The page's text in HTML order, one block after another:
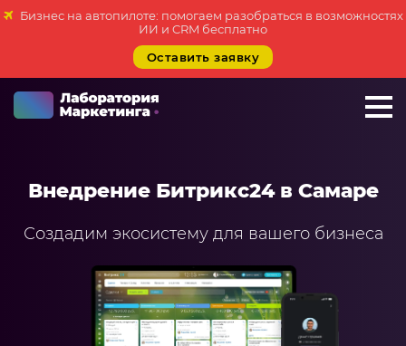
Бизнес на автопилоте: помогаем разобраться в возможностях
ИИ и CRM бесплатно
Оставить заявку
Внедрение Битрикс24
Внедрение amoCRM
Разработка CRM на заказ
ИИ решения для бизнеса
Внедрение Битрикс24 в Самаре
Создадим экосистему для вашего бизнеса